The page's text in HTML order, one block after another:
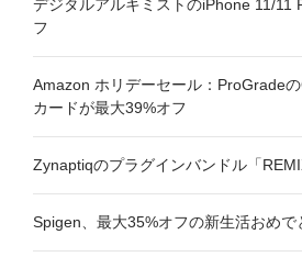
デジタルアルキミストのiPhone 11/11
フ
Amazon ホリデーセール：ProGrade
カードが最大39%オフ
Zynaptiqのプラグインバンドル「
Spigen、最大35%オフの新生活おめ